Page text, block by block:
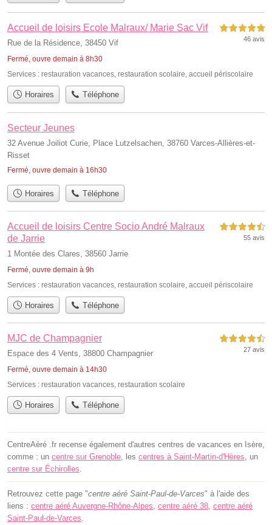
Accueil de loisirs Ecole Malraux/ Marie Sac Vif
Rue de la Résidence, 38450 Vif
Fermé, ouvre demain à 8h30
5,0 étoiles sur 5
46 avis
Services : restauration vacances, restauration scolaire, accueil périscolaire
Horaires Téléphone
Secteur Jeunes
32 Avenue Joiliot Curie, Place Lutzelsachen, 38760 Varces-Allières-et-
Risset
Fermé, ouvre demain à 16h30
Horaires Téléphone
Accueil de loisirs Centre Socio André Malraux
de Jarrie
1 Montée des Clares, 38560 Jarrie
Fermé, ouvre demain à 9h
4,5 étoiles sur 5
55 avis
Services : restauration vacances, restauration scolaire, accueil périscolaire
Horaires Téléphone
MJC de Champagnier
Espace des 4 Vents, 38800 Champagnier
Fermé, ouvre demain à 14h30
4,5 étoiles sur 5
27 avis
Services : restauration vacances, restauration scolaire
Horaires Téléphone
CentreAéré .fr recense également d'autres centres de vacances en Isère,
comme : un centre sur Grenoble , les centres à Saint-Martin-d'Hères , un
centre sur Échirolles
Retrouvez cette page "centre aéré Saint-Paul-de-Varces" à l'aide des
liens : centre aéré Auvergne-Rhône-Alpes centre aéré 38 centre aéré
Saint-Paul-de-Varces